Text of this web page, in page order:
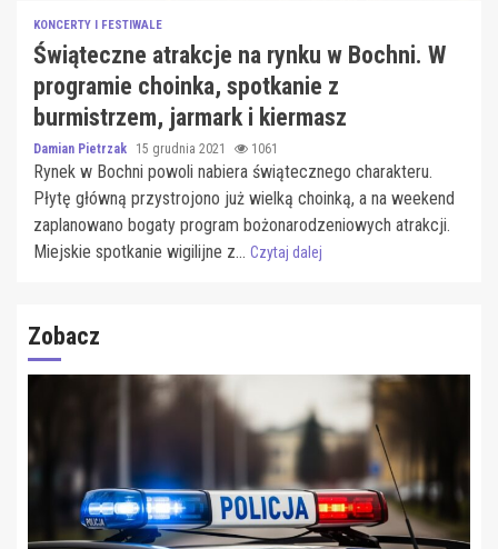
KONCERTY I FESTIWALE
Świąteczne atrakcje na rynku w Bochni. W
programie choinka, spotkanie z
burmistrzem, jarmark i kiermasz
Damian Pietrzak 15 grudnia 2021 1061
Rynek w Bochni powoli nabiera świątecznego charakteru.
Płytę główną przystrojono już wielką choinką, a na weekend
zaplanowano bogaty program bożonarodzeniowych atrakcji.
Miejskie spotkanie wigilijne z... Czytaj dalej
Zobacz